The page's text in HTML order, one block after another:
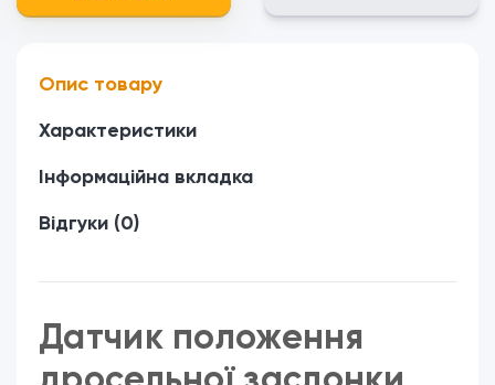
Опис товару
Характеристики
Інформаційна вкладка
Відгуки (0)
Датчик положення